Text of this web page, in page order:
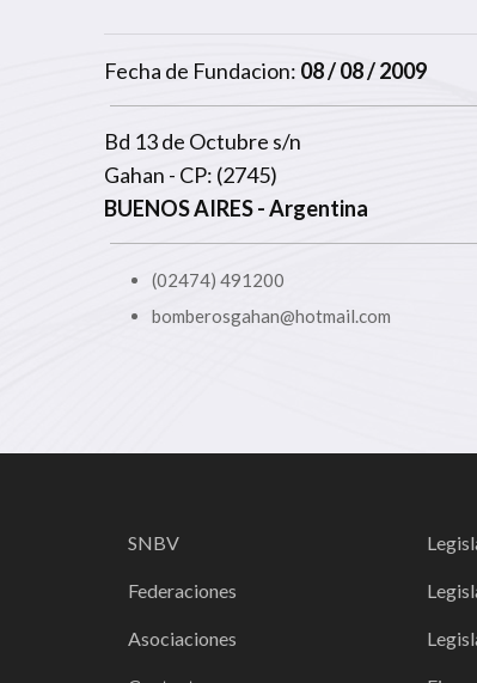
Fecha de Fundacion: 08 / 08 / 2009
Bd 13 de Octubre s/n
Gahan - CP: (2745)
BUENOS AIRES- Argentina
(02474) 491200
bomberosgahan@hotmail.com
SNBV
Federaciones
Asociaciones